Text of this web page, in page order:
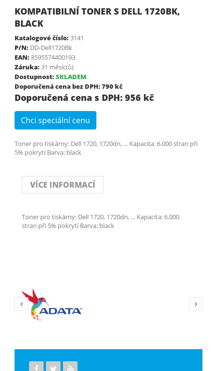
KOMPATIBILNÍ TONER S DELL 1720BK,
BLACK
Katalogové číslo:3141
P/N: DD-Dell1720Bk
EAN:8595574400193
Záruka:31 měsíc(ů)
Dostupnost:SKLADEM
Doporučená cena bez DPH: 790 kč
Doporučená cena s DPH: 956 kč
Chci speciální cenu
Toner pro tiskárny: Dell 1720, 1720dn, ... Kapacita: 6.000 stran při
5% pokrytí Barva: black
VÍCE INFORMACÍ
Toner pro tiskárny: Dell 1720, 1720dn, ... Kapacita: 6.000
stran při 5% pokrytí Barva: black